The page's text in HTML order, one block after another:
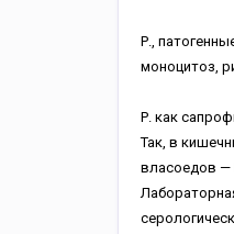
Р.,
моноцитоз,
Р. как
Так, в
власоедов —